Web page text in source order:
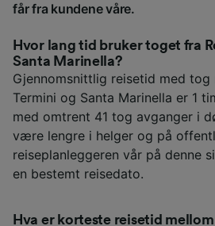
får fra kundene våre.
Hvor lang tid bruker toget fra
Santa Marinella?
Gjennomsnittlig reisetid med tog
Termini og Santa Marinella er 1
med omtrent 41 tog avganger i
være lengre i helger og på
reiseplanleggeren vår på denne
en bestemt reisedato.
Hva er korteste reisetid